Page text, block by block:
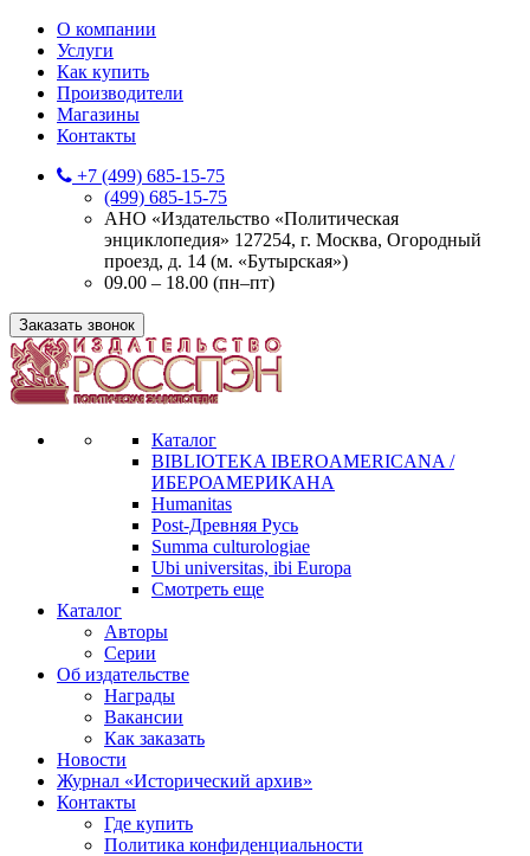
О компании
Услуги
Как купить
Производители
Магазины
Контакты
+7 (499) 685-15-75
(499) 685-15-75
АНО «Издательство «Политическая
энциклопедия» 127254, г. Москва, Огородный
проезд, д. 14 (м. «Бутырская»)
09.00 – 18.00 (пн–пт)
Заказать звонок
Каталог
BIBLIOTEKA IBEROAMERICANA /
ИБЕРОАМЕРИКАНА
Humanitas
Post-Древняя Русь
Summa culturologiae
Ubi universitas, ibi Europa
Смотреть еще
Каталог
Авторы
Серии
Об издательстве
Награды
Вакансии
Как заказать
Новости
Журнал «Исторический архив»‎
Контакты
Где купить
Политика конфиденциальности